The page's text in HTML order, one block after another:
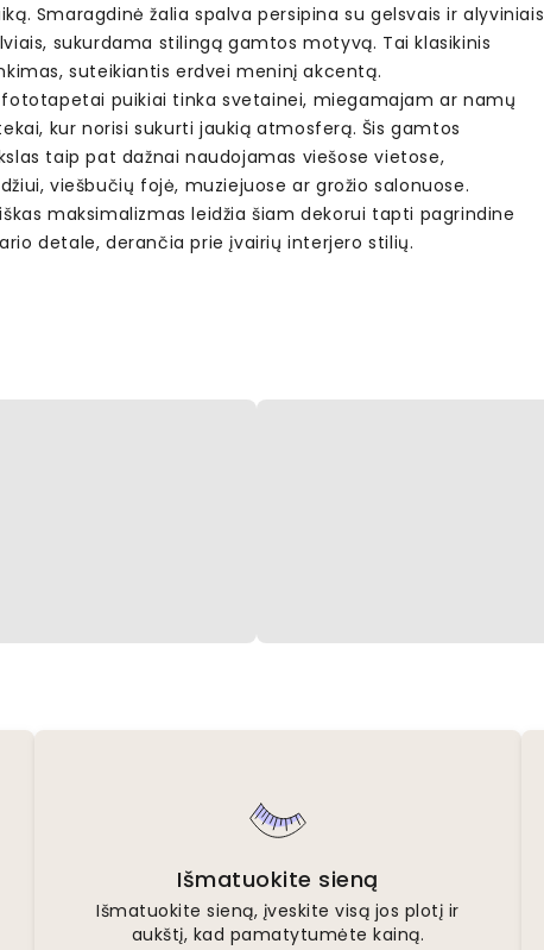
Smaragdinė žalia spalva persipina su gelsvais ir alyviniais
sukurdama stilingą gamtos motyvą. Tai klasikinis
suteikiantis erdvei meninį akcentą.
fototapetai puikiai tinka svetainei, miegamajam ar namų
kur norisi sukurti jaukią atmosferą. Šis gamtos
taip pat dažnai naudojamas viešose vietose,
viešbučių fojė, muziejuose ar grožio salonuose.
maksimalizmas leidžia šiam dekorui tapti pagrindine
detale, derančia prie įvairių interjero stilių.
Išmatuokite sieną
Išmatuokite sieną, įveskite visą jos plotį ir
aukštį, kad pamatytumėte kainą.